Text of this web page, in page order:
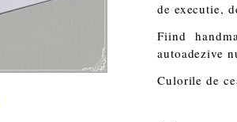
de executie,
Fiind
autoadezive
Culorile de